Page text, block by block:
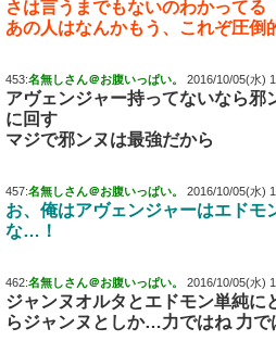
さは言うまでもないのわかってる
あの人はなんかもう、これぞ圧倒
453:名無しさん＠お腹いっぱい。 2016/10/05(水)
アヴェンジャー持ってないなら邪
に回す
マジで邪ンヌは最強だから
457:名無しさん＠お腹いっぱい。 2016/10/05(水)
お、俺はアヴェンジャーはエドモ
な…！
462:名無しさん＠お腹いっぱい。 2016/10/05(水)
ジャンヌオルタとエドモン単純に
らジャンヌとしか…力ではね 力で